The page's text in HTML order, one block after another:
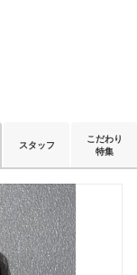
スタッフ
こだわり
特集